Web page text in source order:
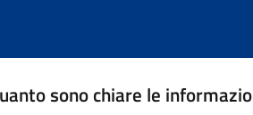
sono chiare le